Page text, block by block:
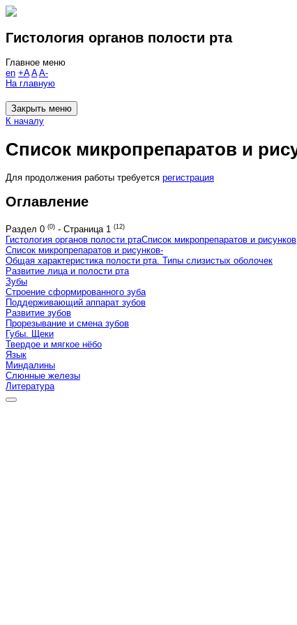
Гистология органов полости рта
Главное меню
en +A A A-
На главную
Закрыть меню
К началу
Список микропрепаратов и
Для продолжения работы требуется регистрация
Оглавление
Раздел 0 (0) - Страница 1 (12)
Гистология органов полости ртаСписок микропрепаратов и рисунков
Список микропрепаратов и рисунков-
Общая характеристика полости рта. Типы слизистых оболочек
Развитие лица и полости рта
Зубы
Строение сформированного зуба
Поддерживающий аппарат зубов
Развитие зубов
Прорезывание и смена зубов
Губы. Щеки
Твердое и мягкое нёбо
Язык
Миндалины
Слюнные железы
Литература